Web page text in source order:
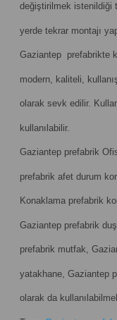
değiştirilmek istenildiği
yerde tekrar montajı
Gaziantep prefabrikte
modern, kaliteli,
olarak sevk edilir.
kullanılabilir.
Gaziantep prefabrik
prefabrik afet durum
Konaklama prefabrik
Gaziantep prefabrik
prefabrik mutfak,
yatakhane, Gaziantep
olarak da